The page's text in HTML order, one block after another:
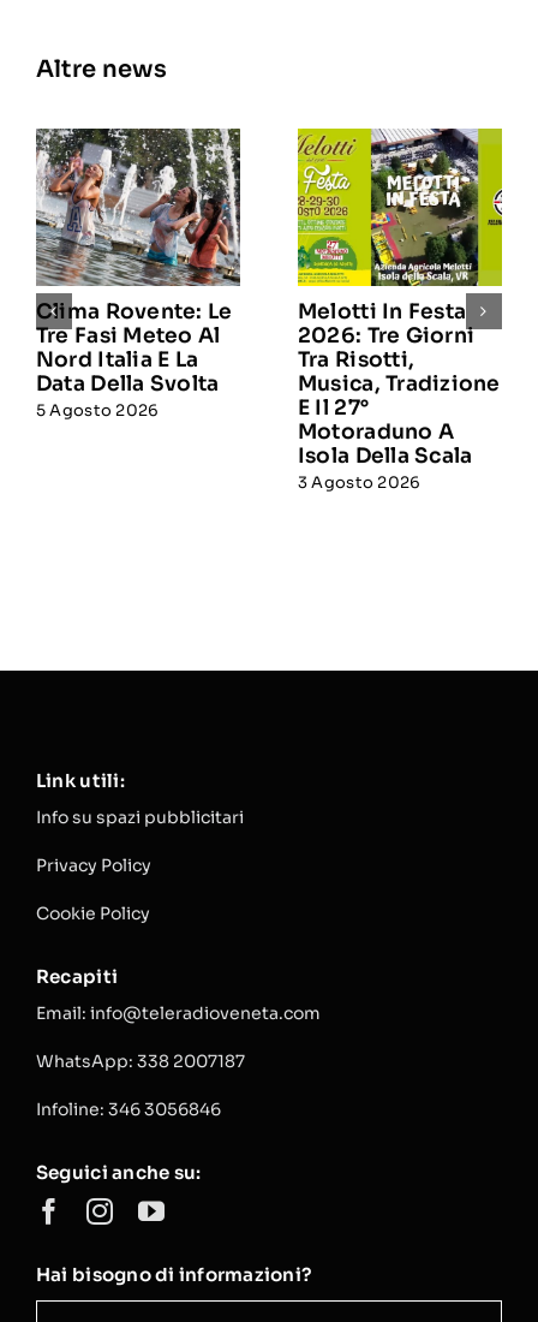
Altre news
Clima Rovente: Le
Tre Fasi Meteo Al
Nord Italia E La
Data Della Svolta
5 Agosto 2026
Melotti In Festa
2026: Tre Giorni
Tra Risotti,
Musica, Tradizione
E Il 27°
Motoraduno A
Isola Della Scala
3 Agosto 2026
Link utili:
Info su spazi pubblicitari
Privacy Policy
Cookie Policy
Recapiti
Email: info@teleradioveneta.com
WhatsApp: 338 2007187
Infoline: 346 3056846
Seguici anche su:
Hai bisogno di informazioni?